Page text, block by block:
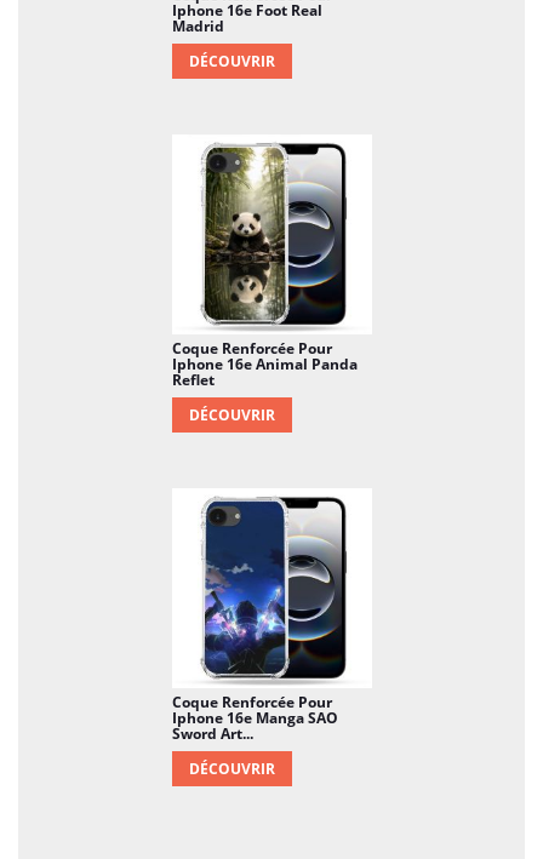
Iphone 16e Foot Real
Madrid
DÉCOUVRIR
Coque Renforcée Pour
Iphone 16e Animal Panda
Reflet
DÉCOUVRIR
Coque Renforcée Pour
Iphone 16e Manga SAO
Sword Art...
DÉCOUVRIR